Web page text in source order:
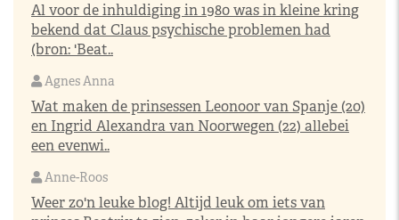
Al voor de inhuldiging in 1980 was in kleine kring
bekend dat Claus psychische problemen had
(bron: 'Beat..
Agnes Anna
Wat maken de prinsessen Leonoor van Spanje (20)
en Ingrid Alexandra van Noorwegen (22) allebei
een evenwi..
Anne-Roos
Weer zo'n leuke blog! Altijd leuk om iets van